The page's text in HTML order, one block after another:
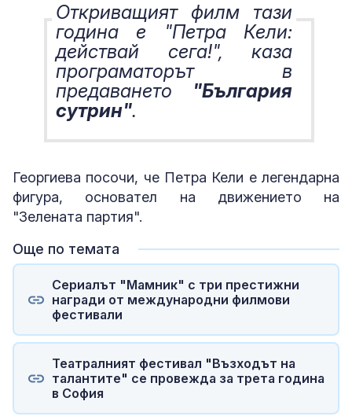
Откриващият филм тази
година е "Петра Кели:
действай сега!", каза
програматорът в
предаването
"България
сутрин".
Георгиева посочи, че Петра Кели е легендарна
фигура, основател на движението на
"Зелената партия".
Още по темата
Сериалът "Мамник" с три престижни
награди от международни филмови
фестивали
Театралният фестивал "Възходът на
талантите" се провежда за трета година
в София